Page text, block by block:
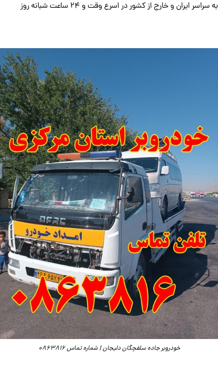
به سراسر ایران و خارج از کشور در اسرع وقت و 24 ساعت شبانه روز
خودروبر جاده سلفچگان دلیجان | شماره تماس 0863816